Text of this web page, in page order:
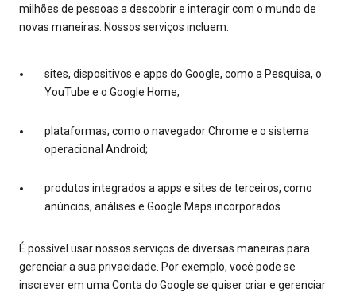
milhões de pessoas a descobrir e interagir com o mundo de
novas maneiras. Nossos serviços incluem:
sites, dispositivos e apps do Google, como a Pesquisa, o
YouTube e o Google Home;
plataformas, como o navegador Chrome e o sistema
operacional Android;
produtos integrados a apps e sites de terceiros, como
anúncios, análises e Google Maps incorporados.
É possível usar nossos serviços de diversas maneiras para
gerenciar a sua privacidade. Por exemplo, você pode se
inscrever em uma Conta do Google se quiser criar e gerenciar